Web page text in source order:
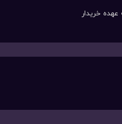
خریدار